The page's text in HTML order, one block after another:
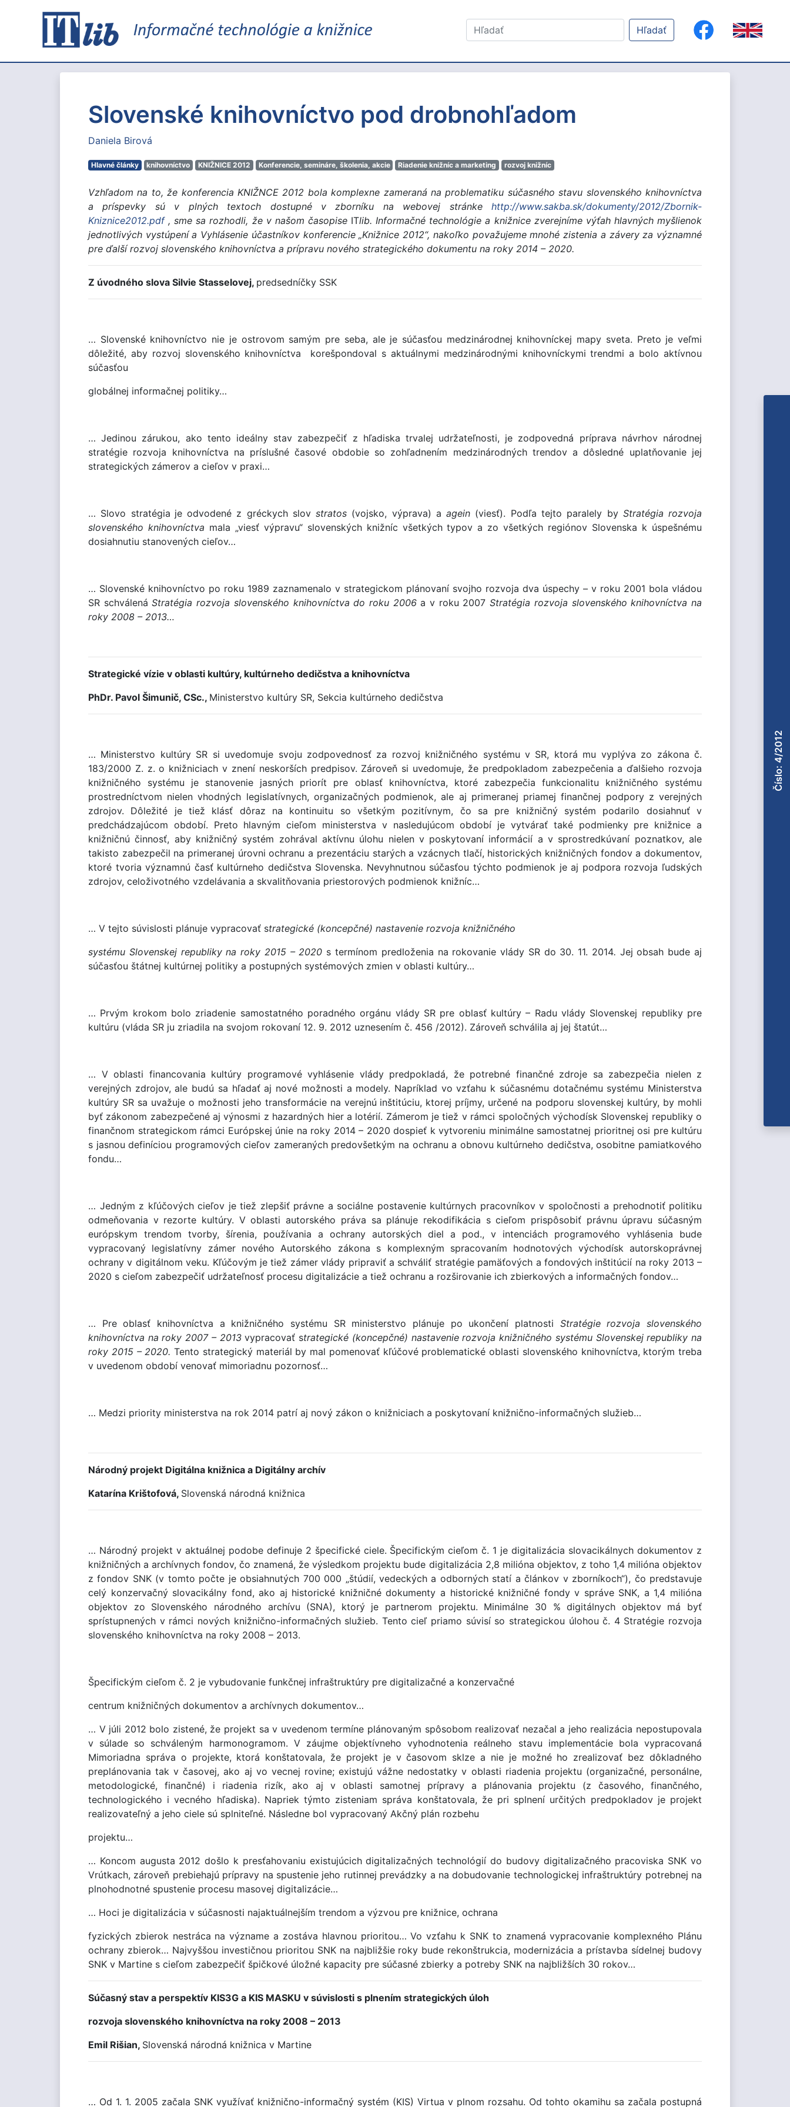
Hľadať
Slovenské knihovníctvo pod drobnohľadom
Daniela Birová
Hlavné články knihovníctvo KNIŽNICE 2012 Konferencie, semináre, školenia, akcie Riadenie knižníc a marketing rozvoj knižníc
Vzhľadom na to, že konferencia KNIŽNCE 2012 bola komplexne zameraná na problematiku súčasného stavu slovenského knihovníctva
a príspevky sú v plných textoch dostupné v zborníku na webovej stránke http://www.sakba.sk/dokumenty/2012/Zbornik-
Kniznice2012.pdf, sme sa rozhodli, že v našom časopise ITlib. Informačné technológie a knižnicezverejníme výťah hlavných myšlienok
jednotlivých vystúpení a Vyhlásenie účastníkov konferencie „Knižnice 2012“, nakoľko považujeme mnohé zistenia a závery za významné
pre ďalší rozvoj slovenského knihovníctva a prípravu nového strategického dokumentu na roky 2014 – 2020.
Z úvodného slova Silvie Stasselovej, predsedníčky SSK
… Slovenské knihovníctvo nie je ostrovom samým pre seba, ale je súčasťou medzinárodnej knihovníckej mapy sveta. Preto je veľmi
dôležité, aby rozvoj slovenského knihovníctva korešpondoval s aktuálnymi medzinárodnými knihovníckymi trendmi a bolo aktívnou
súčasťou
globálnej informačnej politiky…
… Jedinou zárukou, ako tento ideálny stav zabezpečiť z hľadiska trvalej udržateľnosti, je zodpovedná príprava návrhov národnej
stratégie rozvoja knihovníctva na príslušné časové obdobie so zohľadnením medzinárodných trendov a dôsledné uplatňovanie jej
strategických zámerov a cieľov v praxi…
… Slovo stratégia je odvodené z gréckych slovstratos (vojsko, výprava) aagein (viesť). Podľa tejto paralely by Stratégia rozvoja
slovenského knihovníctva mala „viesť výpravu“ slovenských knižníc všetkých typov a zo všetkých regiónov Slovenska k úspešnému
dosiahnutiu stanovených cieľov…
… Slovenské knihovníctvo po roku 1989 zaznamenalo v strategickom plánovaní svojho rozvoja dva úspechy – v roku 2001 bola vládou
SR schválenáStratégia rozvoja slovenského knihovníctva do roku 2006a v roku 2007Stratégia rozvoja slovenského knihovníctva na
roky 2008 – 2013…
Strategické vízie v oblasti kultúry, kultúrneho dedičstva a knihovníctva
PhDr. Pavol Šimunič, CSc., Ministerstvo kultúry SR, Sekcia kultúrneho dedičstva
… Ministerstvo kultúry SR si uvedomuje svoju zodpovednosť za rozvoj knižničného systému v SR, ktorá mu vyplýva zo zákona č.
183/2000 Z. z. o knižniciach v znení neskorších predpisov. Zároveň si uvedomuje, že predpokladom zabezpečenia a ďalšieho rozvoja
knižničného systému je stanovenie jasných priorít pre oblasť knihovníctva, ktoré zabezpečia funkcionalitu knižničného systému
prostredníctvom nielen vhodných legislatívnych, organizačných podmienok, ale aj primeranej priamej finančnej podpory z verejných
zdrojov. Dôležité je tiež klásť dôraz na kontinuitu so všetkým pozitívnym, čo sa pre knižničný systém podarilo dosiahnuť v
predchádzajúcom období. Preto hlavným cieľom ministerstva v nasledujúcom období je vytvárať také podmienky pre knižnice a
knižničnú činnosť, aby knižničný systém zohrával aktívnu úlohu nielen v poskytovaní informácií a v sprostredkúvaní poznatkov, ale
takisto zabezpečil na primeranej úrovni ochranu a prezentáciu starých a vzácnych tlačí, historických knižničných fondov a dokumentov,
ktoré tvoria významnú časť kultúrneho dedičstva Slovenska. Nevyhnutnou súčasťou týchto podmienok je aj podpora rozvoja ľudských
zdrojov, celoživotného vzdelávania a skvalitňovania priestorových podmienok knižníc…
… V tejto súvislosti plánuje vypracovať strategické (koncepčné) nastavenie rozvoja knižničného
systému Slovenskej republiky na roky 2015 – 2020 s termínom predloženia na rokovanie vlády SR do 30. 11. 2014. Jej obsah bude aj
súčasťou štátnej kultúrnej politiky a postupných systémových zmien v oblasti kultúry…
… Prvým krokom bolo zriadenie samostatného poradného orgánu vlády SR pre oblasť kultúry – Radu vlády Slovenskej republiky pre
kultúru (vláda SR ju zriadila na svojom rokovaní 12. 9. 2012 uznesením č. 456 /2012). Zároveň schválila aj jej štatút…
… V oblasti financovania kultúry programové vyhlásenie vlády predpokladá, že potrebné finančné zdroje sa zabezpečia nielen z
verejných zdrojov, ale budú sa hľadať aj nové možnosti a modely. Napríklad vo vzťahu k súčasnému dotačnému systému Ministerstva
kultúry SR sa uvažuje o možnosti jeho transformácie na verejnú inštitúciu, ktorej príjmy, určené na podporu slovenskej kultúry, by mohli
byť zákonom zabezpečené aj výnosmi z hazardných hier a lotérií. Zámerom je tiež v rámci spoločných východísk Slovenskej republiky o
finančnom strategickom rámci Európskej únie na roky 2014 – 2020 dospieť k vytvoreniu minimálne samostatnej prioritnej osi pre kultúru
s jasnou definíciou programových cieľov zameraných predovšetkým na ochranu a obnovu kultúrneho dedičstva, osobitne pamiatkového
fondu…
… Jedným z kľúčových cieľov je tiež zlepšiť právne a sociálne postavenie kultúrnych pracovníkov v spoločnosti a prehodnotiť politiku
odmeňovania v rezorte kultúry. V oblasti autorského práva sa plánuje rekodifikácia s cieľom prispôsobiť právnu úpravu súčasným
európskym trendom tvorby, šírenia, používania a ochrany autorských diel a pod., v intenciách programového vyhlásenia bude
vypracovaný legislatívny zámer nového Autorského zákona s komplexným spracovaním hodnotových východísk autorskoprávnej
ochrany v digitálnom veku. Kľúčovým je tiež zámer vlády pripraviť a schváliť stratégie pamäťových a fondových inštitúcií na roky 2013 –
2020 s cieľom zabezpečiť udržateľnosť procesu digitalizácie a tiež ochranu a rozširovanie ich zbierkových a informačných fondov…
… Pre oblasť knihovníctva a knižničného systému SR ministerstvo plánuje po ukončení platnosti Stratégie rozvoja slovenského
knihovníctva na roky 2007 – 2013vypracovať strategické (koncepčné) nastavenie rozvoja knižničného systému Slovenskej republiky na
roky 2015 – 2020. Tento strategický materiál by mal pomenovať kľúčové problematické oblasti slovenského knihovníctva, ktorým treba
v uvedenom období venovať mimoriadnu pozornosť…
… Medzi priority ministerstva na rok 2014 patrí aj nový zákon o knižniciach a poskytovaní knižnično-informačných služieb…
Národný projekt Digitálna knižnica a Digitálny archív
Katarína Krištofová, Slovenská národná knižnica
… Národný projekt v aktuálnej podobe definuje 2 špecifické ciele. Špecifickým cieľom č. 1 je digitalizácia slovacikálnych dokumentov z
knižničných a archívnych fondov, čo znamená, že výsledkom projektu bude digitalizácia 2,8 milióna objektov, z toho 1,4 milióna objektov
z fondov SNK (v tomto počte je obsiahnutých 700 000 „štúdií, vedeckých a odborných statí a článkov v zborníkoch“), čo predstavuje
celý konzervačný slovacikálny fond, ako aj historické knižničné dokumenty a historické knižničné fondy v správe SNK, a 1,4 milióna
objektov zo Slovenského národného archívu (SNA), ktorý je partnerom projektu. Minimálne 30 % digitálnych objektov má byť
sprístupnených v rámci nových knižnično-informačných služieb. Tento cieľ priamo súvisí so strategickou úlohou č. 4 Stratégie rozvoja
slovenského knihovníctva na roky 2008 – 2013.
Špecifickým cieľom č. 2 je vybudovanie funkčnej infraštruktúry pre digitalizačné a konzervačné
centrum knižničných dokumentov a archívnych dokumentov…
… V júli 2012 bolo zistené, že projekt sa v uvedenom termíne plánovaným spôsobom realizovať nezačal a jeho realizácia nepostupovala
v súlade so schváleným harmonogramom. V záujme objektívneho vyhodnotenia reálneho stavu implementácie bola vypracovaná
Mimoriadna správa o projekte, ktorá konštatovala, že projekt je v časovom sklze a nie je možné ho zrealizovať bez dôkladného
preplánovania tak v časovej, ako aj vo vecnej rovine; existujú vážne nedostatky v oblasti riadenia projektu (organizačné, personálne,
metodologické, finančné) i riadenia rizík, ako aj v oblasti samotnej prípravy a plánovania projektu (z časového, finančného,
technologického i vecného hľadiska). Napriek týmto zisteniam správa konštatovala, že pri splnení určitých predpokladov je projekt
realizovateľný a jeho ciele sú splniteľné. Následne bol vypracovaný Akčný plán rozbehu
projektu…
… Koncom augusta 2012 došlo k presťahovaniu existujúcich digitalizačných technológií do budovy digitalizačného pracoviska SNK vo
Vrútkach, zároveň prebiehajú prípravy na spustenie jeho rutinnej prevádzky a na dobudovanie technologickej infraštruktúry potrebnej na
plnohodnotné spustenie procesu masovej digitalizácie…
… Hoci je digitalizácia v súčasnosti najaktuálnejším trendom a výzvou pre knižnice, ochrana
fyzických zbierok nestráca na význame a zostáva hlavnou prioritou… Vo vzťahu k SNK to znamená vypracovanie komplexného Plánu
ochrany zbierok… Najvyššou investičnou prioritou SNK na najbližšie roky bude rekonštrukcia, modernizácia a prístavba sídelnej budovy
SNK v Martine s cieľom zabezpečiť špičkové úložné kapacity pre súčasné zbierky a potreby SNK na najbližších 30 rokov…
Súčasný stav a perspektív KIS3G a KIS MASKU v súvislosti s plnením strategických úloh
rozvoja slovenského knihovníctva na roky 2008 – 2013
Emil Rišian, Slovenská národná knižnica v Martine
… Od 1. 1. 2005 začala SNK využívať knižnično-informačný systém (KIS) Virtua v plnom rozsahu. Od tohto okamihu sa začala postupná
Číslo: 4/2012